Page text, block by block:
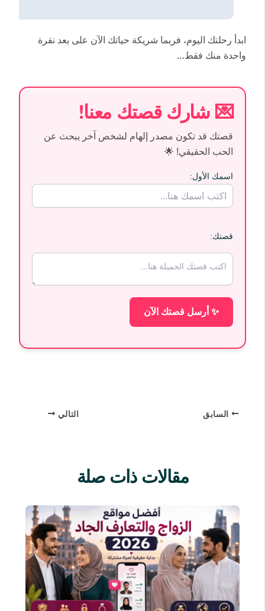
ابدأ رحلتك اليوم، فربما شريكة حياتك الآن على بعد نقرة
واحدة منك فقط…
💌 شارك قصتك معنا!
قصتك قد تكون مصدر إلهام لشخص آخر يبحث عن
الحب الحقيقي! 🌟
اسمك الأول:
قصتك:
✨ أرسل قصتك الآن
السابق التالي
مقالات ذات صلة